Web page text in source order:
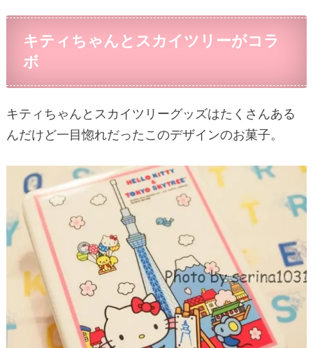
キティちゃんとスカイツリーがコラ
ボ
キティちゃんとスカイツリーグッズはたくさんある
んだけど一目惚れだったこのデザインのお菓子。